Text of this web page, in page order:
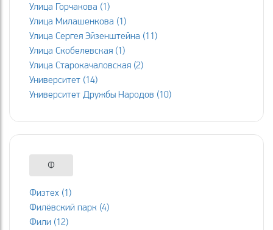
Улица Горчакова (1)
Улица Милашенкова (1)
Улица Сергея Эйзенштейна (11)
Улица Скобелевская (1)
Улица Старокачаловская (2)
Университет (14)
Университет Дружбы Народов (10)
Ф
Физтех (1)
Филёвский парк (4)
Фили (12)